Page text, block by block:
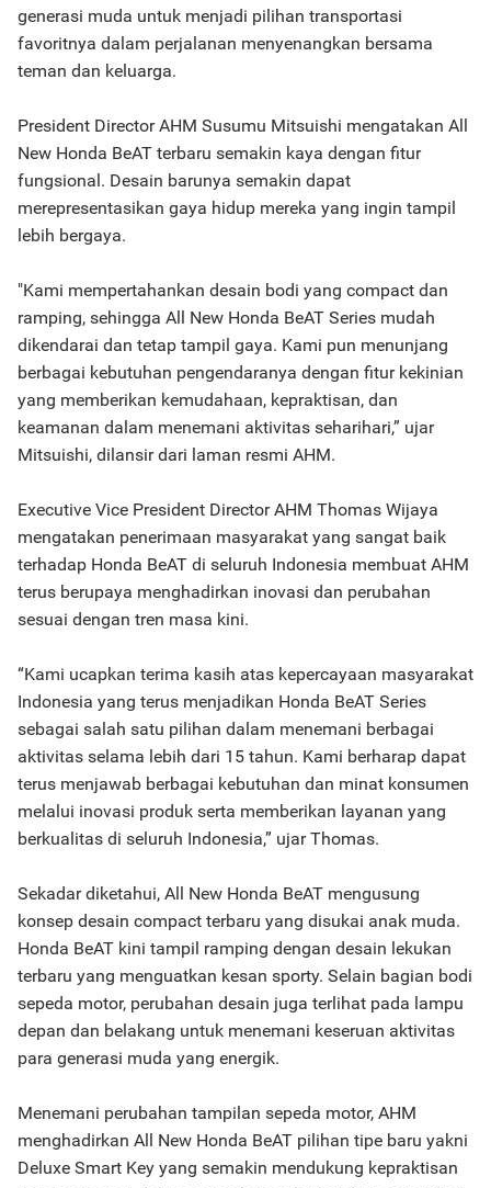
generasi muda untuk menjadi pilihan transportasi
favoritnya dalam perjalanan menyenangkan bersama
teman dan keluarga.
President Director AHM Susumu Mitsuishi mengatakan All
New Honda BeAT terbaru semakin kaya dengan fitur
fungsional. Desain barunya semakin dapat
merepresentasikan gaya hidup mereka yang ingin tampil
lebih bergaya.
"Kami mempertahankan desain bodi yang compact dan
ramping, sehingga All New Honda BeAT Series mudah
dikendarai dan tetap tampil gaya. Kami pun menunjang
berbagai kebutuhan pengendaranya dengan fitur kekinian
yang memberikan kemudahaan, kepraktisan, dan
keamanan dalam menemani aktivitas seharihari,” ujar
Mitsuishi, dilansir dari laman resmi AHM.
Executive Vice President Director AHM Thomas Wijaya
mengatakan penerimaan masyarakat yang sangat baik
terhadap Honda BeAT di seluruh Indonesia membuat AHM
terus berupaya menghadirkan inovasi dan perubahan
sesuai dengan tren masa kini.
“Kami ucapkan terima kasih atas kepercayaan masyarakat
Indonesia yang terus menjadikan Honda BeAT Series
sebagai salah satu pilihan dalam menemani berbagai
aktivitas selama lebih dari 15 tahun. Kami berharap dapat
terus menjawab berbagai kebutuhan dan minat konsumen
melalui inovasi produk serta memberikan layanan yang
berkualitas di seluruh Indonesia,” ujar Thomas.
Sekadar diketahui, All New Honda BeAT mengusung
konsep desain compact terbaru yang disukai anak muda.
Honda BeAT kini tampil ramping dengan desain lekukan
terbaru yang menguatkan kesan sporty. Selain bagian bodi
sepeda motor, perubahan desain juga terlihat pada lampu
depan dan belakang untuk menemani keseruan aktivitas
para generasi muda yang energik.
Menemani perubahan tampilan sepeda motor, AHM
menghadirkan All New Honda BeAT pilihan tipe baru yakni
Deluxe Smart Key yang semakin mendukung kepraktisan